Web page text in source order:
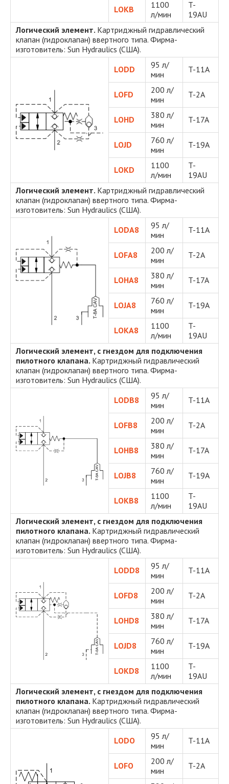
LOKB
1100
л/мин
T-
19AU
Логический элемент. Картриджный гидравлический
клапан (гидроклапан) ввертного типа. Фирма-
изготовитель: Sun Hydraulics (США).
LODD
95 л/
мин
T-11A
LOFD
200 л/
мин
T-2A
LOHD
380 л/
мин
T-17A
LOJD
760 л/
мин
T-19A
LOKD
1100
л/мин
T-
19AU
Логический элемент. Картриджный гидравлический
клапан (гидроклапан) ввертного типа. Фирма-
изготовитель: Sun Hydraulics (США).
LODA8
95 л/
мин
T-11A
LOFA8
200 л/
мин
T-2A
LOHA8
380 л/
мин
T-17A
LOJA8
760 л/
мин
T-19A
LOKA8
1100
л/мин
T-
19AU
Логический элемент, с гнездом для подключения
пилотного клапана. Картриджный гидравлический
клапан (гидроклапан) ввертного типа. Фирма-
изготовитель: Sun Hydraulics (США).
LODB8
95 л/
мин
T-11A
LOFB8
200 л/
мин
T-2A
LOHB8
380 л/
мин
T-17A
LOJB8
760 л/
мин
T-19A
LOKB8
1100
л/мин
T-
19AU
Логический элемент, с гнездом для подключения
пилотного клапана. Картриджный гидравлический
клапан (гидроклапан) ввертного типа. Фирма-
изготовитель: Sun Hydraulics (США).
LODD8
95 л/
мин
T-11A
LOFD8
200 л/
мин
T-2A
LOHD8
380 л/
мин
T-17A
LOJD8
760 л/
мин
T-19A
LOKD8
1100
л/мин
T-
19AU
Логический элемент, с гнездом для подключения
пилотного клапана. Картриджный гидравлический
клапан (гидроклапан) ввертного типа. Фирма-
изготовитель: Sun Hydraulics (США).
LODO
95 л/
мин
T-11A
LOFO
200 л/
мин
T-2A